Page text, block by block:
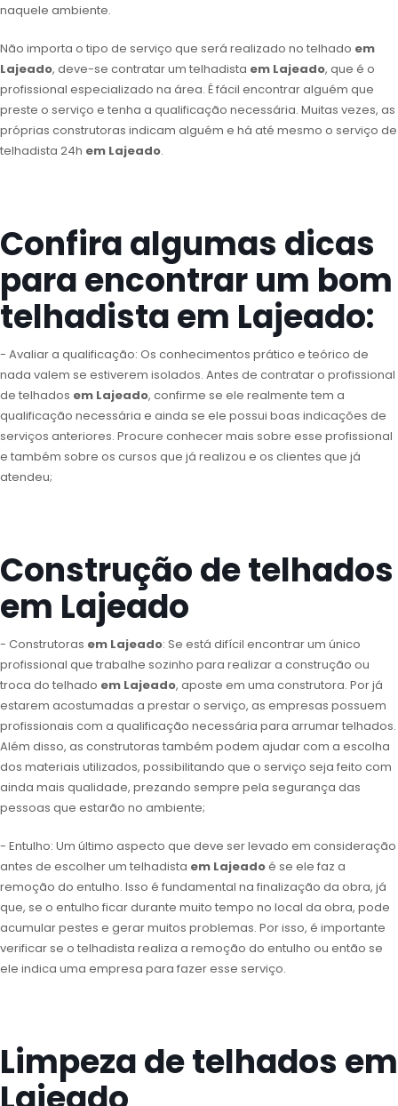
naquele ambiente.
Não importa o tipo de serviço que será realizado no telhado em
Lajeado, deve-se contratar um telhadista em Lajeado, que é o
profissional especializado na área. É fácil encontrar alguém que
preste o serviço e tenha a qualificação necessária. Muitas vezes, as
próprias construtoras indicam alguém e há até mesmo o serviço de
telhadista 24h em Lajeado.
Confira algumas dicas
para encontrar um bom
telhadista em Lajeado:
- Avaliar a qualificação: Os conhecimentos prático e teórico de
nada valem se estiverem isolados. Antes de contratar o profissional
de telhados em Lajeado, confirme se ele realmente tem a
qualificação necessária e ainda se ele possui boas indicações de
serviços anteriores. Procure conhecer mais sobre esse profissional
e também sobre os cursos que já realizou e os clientes que já
atendeu;
Construção de telhados
em Lajeado
- Construtoras em Lajeado: Se está difícil encontrar um único
profissional que trabalhe sozinho para realizar a construção ou
troca do telhado em Lajeado, aposte em uma construtora. Por já
estarem acostumadas a prestar o serviço, as empresas possuem
profissionais com a qualificação necessária para arrumar telhados.
Além disso, as construtoras também podem ajudar com a escolha
dos materiais utilizados, possibilitando que o serviço seja feito com
ainda mais qualidade, prezando sempre pela segurança das
pessoas que estarão no ambiente;
- Entulho: Um último aspecto que deve ser levado em consideração
antes de escolher um telhadista em Lajeadoé se ele faz a
remoção do entulho. Isso é fundamental na finalização da obra, já
que, se o entulho ficar durante muito tempo no local da obra, pode
acumular pestes e gerar muitos problemas. Por isso, é importante
verificar se o telhadista realiza a remoção do entulho ou então se
ele indica uma empresa para fazer esse serviço.
Limpeza de telhados em